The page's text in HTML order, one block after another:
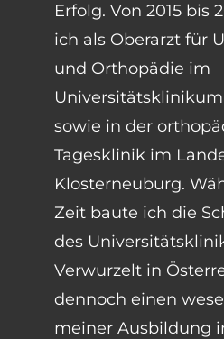
Erfolg. Von 2015 bis
ich als Oberarzt für
und Orthopädie im
sowie in der
Tagesklinik im
Klosterneuburg.
Zeit baute ich die
des
Verwurzelt in
dennoch einen
meiner Ausbildung